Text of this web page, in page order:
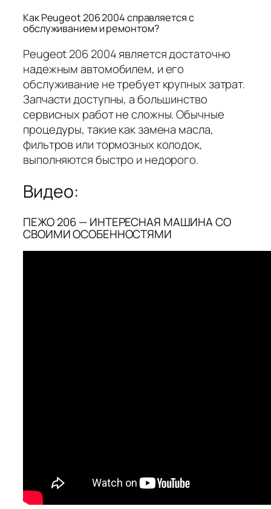
Как Peugeot 206 2004 справляется с
обслуживанием и ремонтом?
Peugeot 206 2004 является достаточно
надежным автомобилем, и его
обслуживание не требует крупных затрат.
Запчасти доступны, а большинство
сервисных работ не сложны. Обычные
процедуры, такие как замена масла,
фильтров или тормозных колодок,
выполняются быстро и недорого.
Видео:
ПЕЖО 206 — ИНТЕРЕСНАЯ МАШИНА СО
СВОИМИ ОСОБЕННОСТЯМИ